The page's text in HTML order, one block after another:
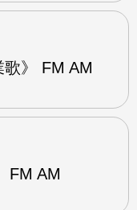
歌》 FM AM
FM AM